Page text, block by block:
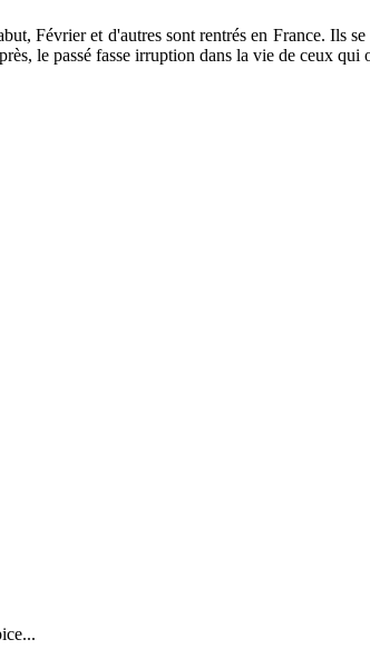
Février et d'autres sont rentrés en France. Ils
le passé fasse irruption dans la vie de ceux